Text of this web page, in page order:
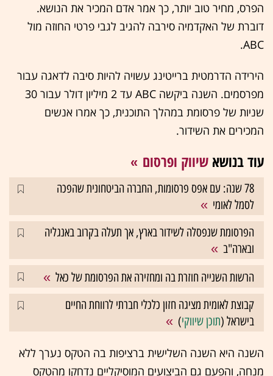
הפרס, מחיר טוב יותר, כך אמר אדם המכיר את הנושא.
דוברת של האקדמיה סירבה להגיב לגבי פרטי החוזה מול
ABC.
הירידה הדרמטית ברייטינג עשויה להיות סיבה לדאגה עבור
מפרסמים. השנה ביקשה ABC עד 2 מיליון דולר עבור 30
שניות של פרסומת במהלך התוכנית, כך אמרו אנשים
המכירים את השידור.
עוד בנושא שיווק ופרסום
78 שנה: עם אפס פרסומות, החברה הביטחונית שהפכה
לסמל לאומי
הפרסומת שנפסלה לשידור בארץ, אך תעלה בקרוב באנגליה
ובארה"ב
הרשות השנייה חוזרת בה ומחזירה את הפרסומת של כאל
קבוצת לאומית מציגה חזון כלכלי חברתי לרווחת החיים
בישראל (תוכן שיווקי)
השנה היא השנה השלישית ברציפות בה הטקס נערך ללא
מנחה, והפעם גם הביצועים המוסיקליים נדחקו מהטקס